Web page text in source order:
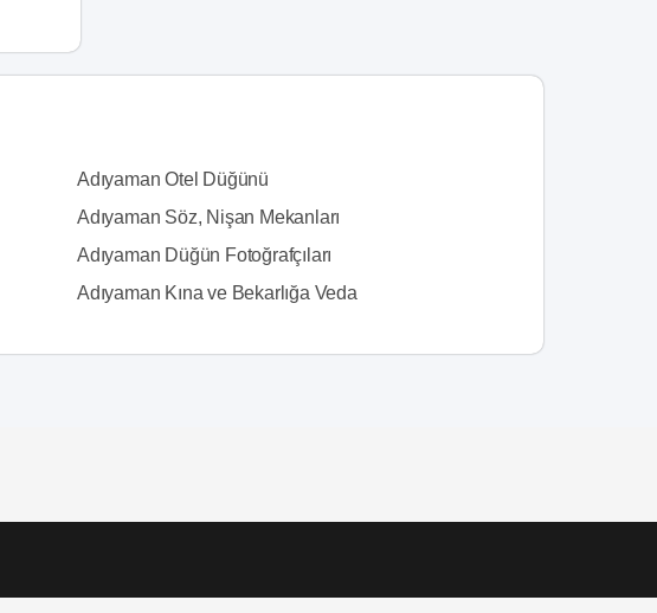
Adıyaman Otel Düğünü
Adıyaman Söz, Nişan Mekanları
Adıyaman Düğün Fotoğrafçıları
Adıyaman Kına ve Bekarlığa Veda